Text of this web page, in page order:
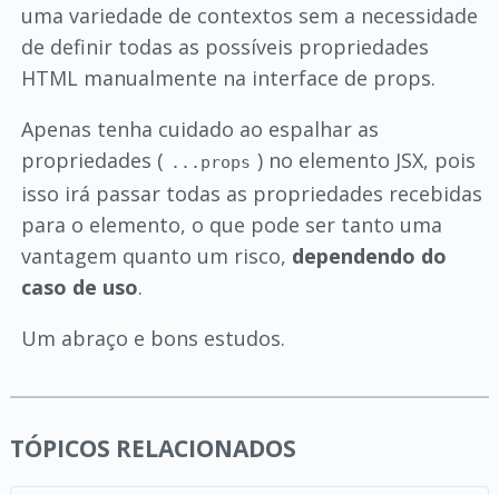
uma variedade de contextos sem a necessidade
de definir todas as possíveis propriedades
HTML manualmente na interface de props.
Apenas tenha cuidado ao espalhar as
propriedades ( ...props ) no elemento JSX, pois
isso irá passar todas as propriedades recebidas
para o elemento, o que pode ser tanto uma
vantagem quanto um risco, dependendo do
caso de uso.
Um abraço e bons estudos.
TÓPICOS RELACIONADOS